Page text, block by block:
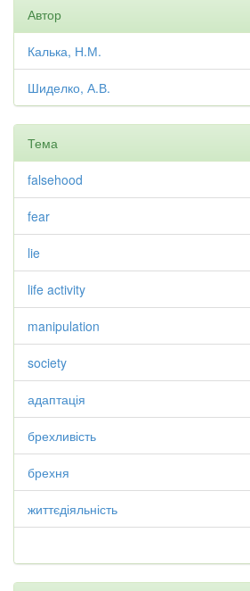
Автор
Калька, Н.М.
Шиделко, А.В.
Тема
falsehood
fear
lie
life activity
manipulation
society
адаптація
брехливість
брехня
життєдіяльність